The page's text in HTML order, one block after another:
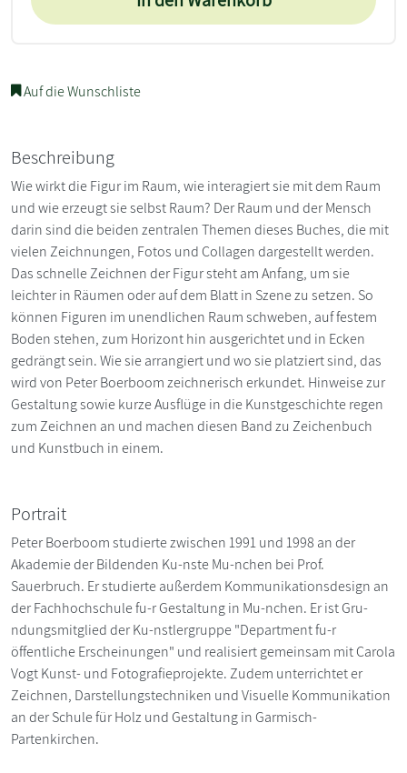
Auf die Wunschliste
Beschreibung
Wie wirkt die Figur im Raum, wie interagiert sie mit dem Raum
und wie erzeugt sie selbst Raum? Der Raum und der Mensch
darin sind die beiden zentralen Themen dieses Buches, die mit
vielen Zeichnungen, Fotos und Collagen dargestellt werden.
Das schnelle Zeichnen der Figur steht am Anfang, um sie
leichter in Räumen oder auf dem Blatt in Szene zu setzen. So
können Figuren im unendlichen Raum schweben, auf festem
Boden stehen, zum Horizont hin ausgerichtet und in Ecken
gedrängt sein. Wie sie arrangiert und wo sie platziert sind, das
wird von Peter Boerboom zeichnerisch erkundet. Hinweise zur
Gestaltung sowie kurze Ausflüge in die Kunstgeschichte regen
zum Zeichnen an und machen diesen Band zu Zeichenbuch
und Kunstbuch in einem.
Portrait
Peter Boerboom studierte zwischen 1991 und 1998 an der
Akademie der Bildenden Ku-nste Mu-nchen bei Prof.
Sauerbruch. Er studierte außerdem Kommunikationsdesign an
der Fachhochschule fu-r Gestaltung in Mu-nchen. Er ist Gru-
ndungsmitglied der Ku-nstlergruppe "Department fu-r
öffentliche Erscheinungen" und realisiert gemeinsam mit Carola
Vogt Kunst- und Fotografieprojekte. Zudem unterrichtet er
Zeichnen, Darstellungstechniken und Visuelle Kommunikation
an der Schule für Holz und Gestaltung in Garmisch-
Partenkirchen.